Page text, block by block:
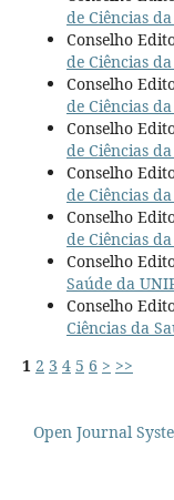
de Ciências
Conselho
de Ciências
Conselho
de Ciências
Conselho
de Ciências
Conselho
de Ciências
Conselho
de Ciências
Conselho
Saúde da
Conselho
Ciências da
1 2 3 4 5 6 > >>
Open Journal